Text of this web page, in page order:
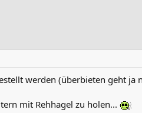
werden (überbieten geht ja
mit Rehhagel zu holen...